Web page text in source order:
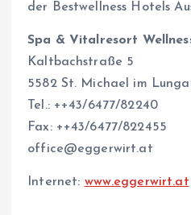
der Bestwellness Hotels
Spa & Vitalresort
Kaltbachstraße 5
5582 St. Michael im
Tel.: ++43/6477/82240
Fax: ++43/6477/822455
office@eggerwirt.at
Internet: www.eggerwirt.at